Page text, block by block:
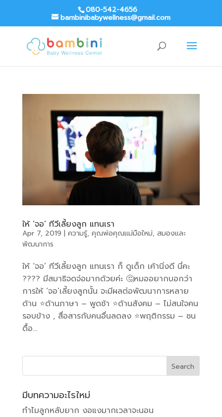
080-542-4656
bambinibabywellness@gmail.com
ให้ ‘จอ’ ทีวีเลี้ยงลูก แทนเรา
Apr 7, 2019 | ความรู้, คุณพ่อคุณแม่มือใหม่, สมองและ
พัฒนาการ
ให้ ‘จอ’ ทีวีเลี้ยงลูก แทนเรา ก็ ดูเด็ก เค้านิ่งดี นี่คะ
???? มีสมาธิจดจ่อมากด้วยค่ะ 🤔หมออยากบอกว่า
การให้ ‘จอ’เลี้ยงลูกนั้น จะมีผลต่อพัฒนาการหลาย
ด้าน ⭐️ด้านภาษา – พูดช้า ⭐️ด้านสังคม – ไม่สนใจคน
รอบข้าง , สื่อสารกับคนอื่นลดลง ⭐️พฤติกรรม – ซน
ดื้อ...
มีบทความอะไรใหม่
ทำไมลูกหลับยาก งอแงมากเวลาจะนอน